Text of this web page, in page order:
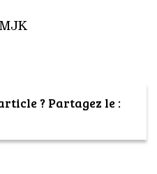
? Partagez le :